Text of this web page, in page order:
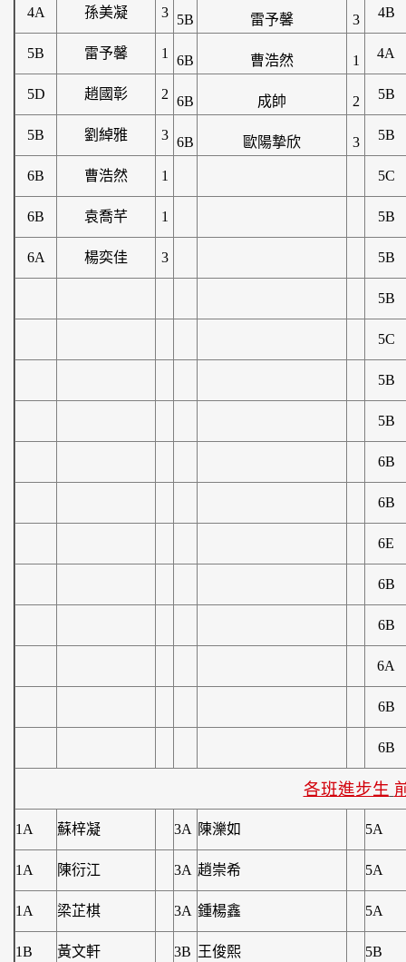
4A 孫美凝 3 5B 雷予馨 3 4B
5B 雷予馨 1 6B 曹浩然 1 4A
5D 趙國彰 2 6B 成帥 2 5B
5B 劉綽雅 3 6B 歐陽摯欣 3 5B
6B 曹浩然 1 5C
6B 袁喬芊 1 5B
6A 楊奕佳 3 5B
5B
5C
5B
5B
6B
6B
6E
6B
6B
6A
6B
6B
各班進步生
1A 蘇梓凝 3A 陳濼如 5A
1A 陳衍江 3A 趙崇希 5A
1A 梁芷棋 3A 鍾楊鑫 5A
1B 黃文軒 3B 王俊熙 5B